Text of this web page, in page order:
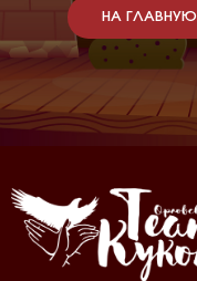
НА ГЛАВНУЮ